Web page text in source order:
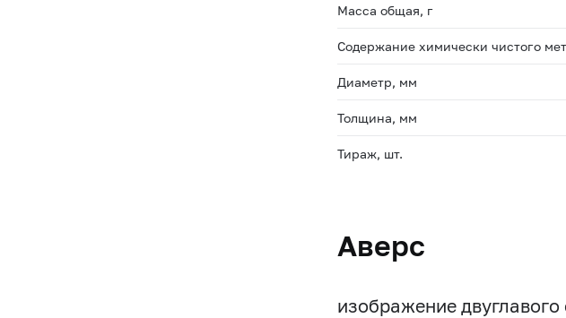
Масса общая, г
Содержание химически чистого
Диаметр, мм
Толщина, мм
Тираж, шт.
Аверс
изображение